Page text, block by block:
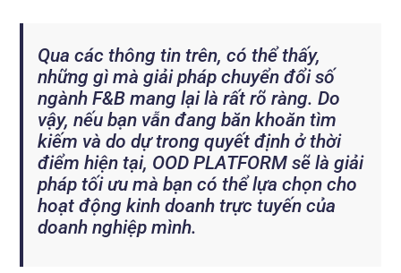
Qua các thông tin trên, có thể thấy,
những gì mà giải pháp chuyển đổi số
ngành F&B mang lại là rất rõ ràng. Do
vậy, nếu bạn vẫn đang băn khoăn tìm
kiếm và do dự trong quyết định ở thời
điểm hiện tại, OOD PLATFORM sẽ là giải
pháp tối ưu mà bạn có thể lựa chọn cho
hoạt động kinh doanh trực tuyến của
doanh nghiệp mình.